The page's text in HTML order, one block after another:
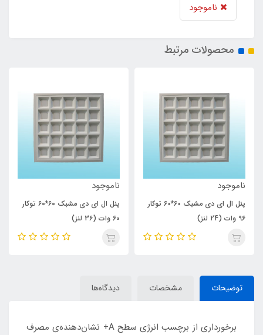
ناموجود
محصولات مرتبط
ناموجود
پنل ال ای دی مشبک 60*60 توکار
96 وات (24 لنز)
ناموجود
پنل ال ای دی مشبک 60*60 توکار
60 وات (36 لنز)
توضیحات مشخصات دیدگاه‌ها
برخورداری از برچسب انرژی سطح A+ نشان‌دهنده‌ی مصرف